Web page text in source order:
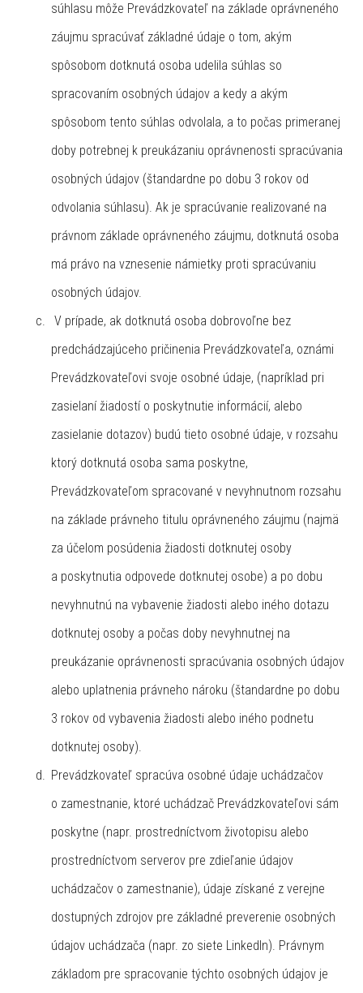
súhlasu môže Prevádzkovateľ na základe oprávneného
záujmu spracúvať základné údaje o tom, akým
spôsobom dotknutá osoba udelila súhlas so
spracovaním osobných údajov a kedy a akým
spôsobom tento súhlas odvolala, a to počas primeranej
doby potrebnej k preukázaniu oprávnenosti spracúvania
osobných údajov (štandardne po dobu 3 rokov od
odvolania súhlasu). Ak je spracúvanie realizované na
právnom základe oprávneného záujmu, dotknutá osoba
má právo na vznesenie námietky proti spracúvaniu
osobných údajov.
V prípade, ak dotknutá osoba dobrovoľne bez
predchádzajúceho pričinenia Prevádzkovateľa, oznámi
Prevádzkovateľovi svoje osobné údaje, (napríklad pri
zasielaní žiadostí o poskytnutie informácií, alebo
zasielanie dotazov) budú tieto osobné údaje, v rozsahu
ktorý dotknutá osoba sama poskytne,
Prevádzkovateľom spracované v nevyhnutnom rozsahu
na základe právneho titulu oprávneného záujmu (najmä
za účelom posúdenia žiadosti dotknutej osoby
a poskytnutia odpovede dotknutej osobe) a po dobu
nevyhnutnú na vybavenie žiadosti alebo iného dotazu
dotknutej osoby a počas doby nevyhnutnej na
preukázanie oprávnenosti spracúvania osobných údajov
alebo uplatnenia právneho nároku (štandardne po dobu
3 rokov od vybavenia žiadosti alebo iného podnetu
dotknutej osoby).
Prevádzkovateľ spracúva osobné údaje uchádzačov
o zamestnanie, ktoré uchádzač Prevádzkovateľovi sám
poskytne (napr. prostredníctvom životopisu alebo
prostredníctvom serverov pre zdieľanie údajov
uchádzačov o zamestnanie), údaje získané z verejne
dostupných zdrojov pre základné preverenie osobných
údajov uchádzača (napr. zo siete LinkedIn). Právnym
základom pre spracovanie týchto osobných údajov je